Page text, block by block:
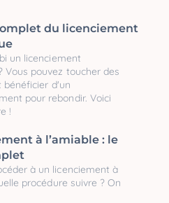
du licenciement
un licenciement
Vous pouvez toucher des
bénéficier d'un
pour rebondir. Voici
!
à l’amiable : le
à un licenciement à
procédure suivre ? On